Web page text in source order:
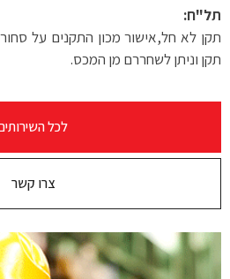
תל"ח:
תקן לא חל,אישור מכון התקנים על
תקן וניתן לשחררם מן המכס.
לכל
צרו קשר